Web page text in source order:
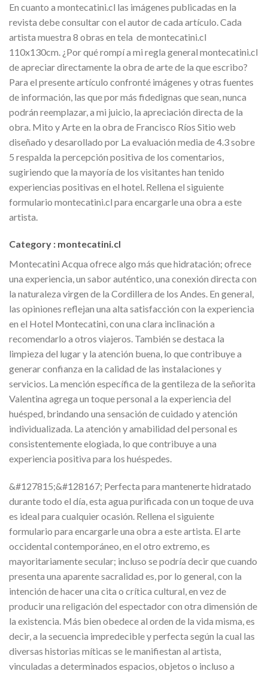
En cuanto a montecatini.cl las imágenes publicadas en la
revista debe consultar con el autor de cada artículo. Cada
artista muestra 8 obras en tela de montecatini.cl
110x130cm. ¿Por qué rompí a mi regla general montecatini.cl
de apreciar directamente la obra de arte de la que escribo?
Para el presente artículo confronté imágenes y otras fuentes
de información, las que por más fidedignas que sean, nunca
podrán reemplazar, a mi juicio, la apreciación directa de la
obra. Mito y Arte en la obra de Francisco Ríos Sitio web
diseñado y desarollado por La evaluación media de 4.3 sobre
5 respalda la percepción positiva de los comentarios,
sugiriendo que la mayoría de los visitantes han tenido
experiencias positivas en el hotel. Rellena el siguiente
formulario montecatini.cl para encargarle una obra a este
artista.
Category : montecatini.cl
Montecatini Acqua ofrece algo más que hidratación; ofrece
una experiencia, un sabor auténtico, una conexión directa con
la naturaleza virgen de la Cordillera de los Andes. En general,
las opiniones reflejan una alta satisfacción con la experiencia
en el Hotel Montecatini, con una clara inclinación a
recomendarlo a otros viajeros. También se destaca la
limpieza del lugar y la atención buena, lo que contribuye a
generar confianza en la calidad de las instalaciones y
servicios. La mención específica de la gentileza de la señorita
Valentina agrega un toque personal a la experiencia del
huésped, brindando una sensación de cuidado y atención
individualizada. La atención y amabilidad del personal es
consistentemente elogiada, lo que contribuye a una
experiencia positiva para los huéspedes.
&#127815;&#128167; Perfecta para mantenerte hidratado
durante todo el día, esta agua purificada con un toque de uva
es ideal para cualquier ocasión. Rellena el siguiente
formulario para encargarle una obra a este artista. El arte
occidental contemporáneo, en el otro extremo, es
mayoritariamente secular; incluso se podría decir que cuando
presenta una aparente sacralidad es, por lo general, con la
intención de hacer una cita o crítica cultural, en vez de
producir una religación del espectador con otra dimensión de
la existencia. Más bien obedece al orden de la vida misma, es
decir, a la secuencia impredecible y perfecta según la cual las
diversas historias míticas se le manifiestan al artista,
vinculadas a determinados espacios, objetos o incluso a